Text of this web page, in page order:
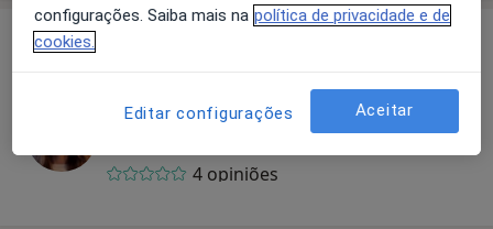
Especialistas
Dra. Joana Faria
4 opiniões
configurações. Saiba mais na política de privacidade e de
cookies.
Editar configurações Aceitar